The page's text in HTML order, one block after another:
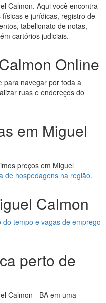
Calmon. Aqui você encontra
e jurídicas, registro de
tabelionato de notas,
cartórios judiciais.
Online
para navegar por toda a
ruas e endereços do
em Miguel
preços em Miguel
de hospedagens na região.
Calmon
do tempo e vagas de emprego
perto de
Calmon - BA em uma